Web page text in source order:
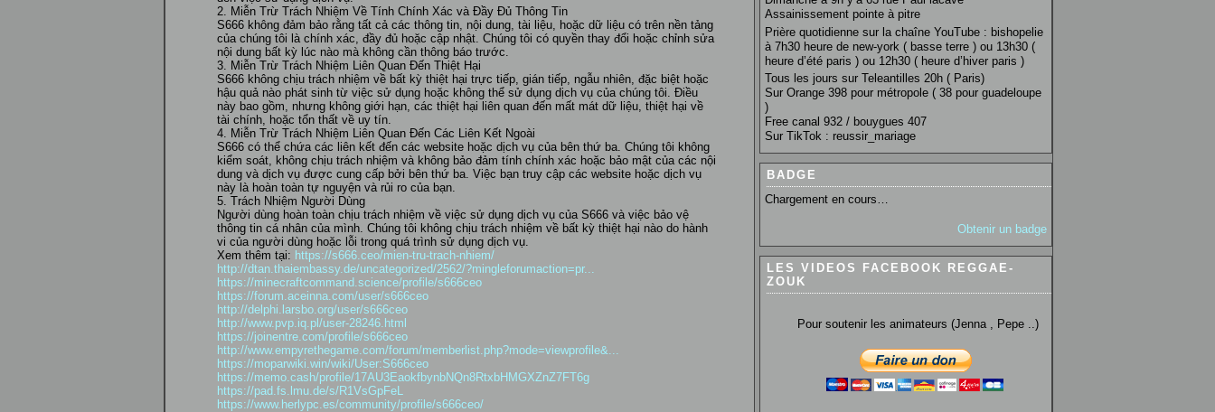
2. Miễn Trừ Trách Nhiệm Về Tính Chính Xác và Đầy Đủ Thông Tin
S666 không đảm bảo rằng tất cả các thông tin, nội dung, tài liệu, hoặc dữ liệu có trên nền tảng
của chúng tôi là chính xác, đầy đủ hoặc cập nhật. Chúng tôi có quyền thay đổi hoặc chỉnh sửa
nội dung bất kỳ lúc nào mà không cần thông báo trước.
3. Miễn Trừ Trách Nhiệm Liên Quan Đến Thiệt Hại
S666 không chịu trách nhiệm về bất kỳ thiệt hại trực tiếp, gián tiếp, ngẫu nhiên, đặc biệt hoặc
hậu quả nào phát sinh từ việc sử dụng hoặc không thể sử dụng dịch vụ của chúng tôi. Điều
này bao gồm, nhưng không giới hạn, các thiệt hại liên quan đến mất mát dữ liệu, thiệt hại về
tài chính, hoặc tổn thất về uy tín.
4. Miễn Trừ Trách Nhiệm Liên Quan Đến Các Liên Kết Ngoài
S666 có thể chứa các liên kết đến các website hoặc dịch vụ của bên thứ ba. Chúng tôi không
kiểm soát, không chịu trách nhiệm và không bảo đảm tính chính xác hoặc bảo mật của các nội
dung và dịch vụ được cung cấp bởi bên thứ ba. Việc bạn truy cập các website hoặc dịch vụ
này là hoàn toàn tự nguyện và rủi ro của bạn.
5. Trách Nhiệm Người Dùng
Người dùng hoàn toàn chịu trách nhiệm về việc sử dụng dịch vụ của S666 và việc bảo vệ
thông tin cá nhân của mình. Chúng tôi không chịu trách nhiệm về bất kỳ thiệt hại nào do hành
vi của người dùng hoặc lỗi trong quá trình sử dụng dịch vụ.
Xem thêm tại: https://s666.ceo/mien-tru-trach-nhiem/
http://dtan.thaiembassy.de/uncategorized/2562/?mingleforumaction=pr...
https://minecraftcommand.science/profile/s666ceo
https://forum.aceinna.com/user/s666ceo
http://delphi.larsbo.org/user/s666ceo
http://www.pvp.iq.pl/user-28246.html
https://joinentre.com/profile/s666ceo
http://www.empyrethegame.com/forum/memberlist.php?mode=viewprofile&...
https://moparwiki.win/wiki/User:S666ceo
https://memo.cash/profile/17AU3EaokfbynbNQn8RtxbHMGXZnZ7FT6g
https://pad.fs.lmu.de/s/R1VsGpFeL
https://www.herlypc.es/community/profile/s666ceo/
Assainissement pointe à pitre
Prière quotidienne sur la chaîne YouTube : bishopelie
à 7h30 heure de new-york ( basse terre ) ou 13h30 (
heure d’été paris ) ou 12h30 ( heure d’hiver paris )
Tous les jours sur Teleantilles 20h ( Paris)
Sur Orange 398 pour métropole ( 38 pour guadeloupe
)
Free canal 932 / bouygues 407
Sur TikTok : reussir_mariage
BADGE
Chargement en cours…
Obtenir un badge
LES VIDEOS FACEBOOK REGGAE-
ZOUK
Pour soutenir les animateurs (Jenna , Pepe ..)